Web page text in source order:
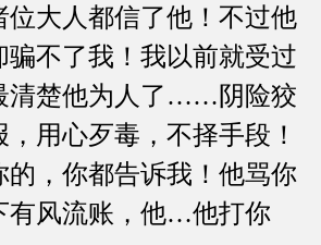
位大人都信了他！不过他
骗不了我！我以前就受过
清楚他为人了……阴险狡
用心歹毒，不择手段！
的，你都告诉我！他骂你
有风流账，他…他打你